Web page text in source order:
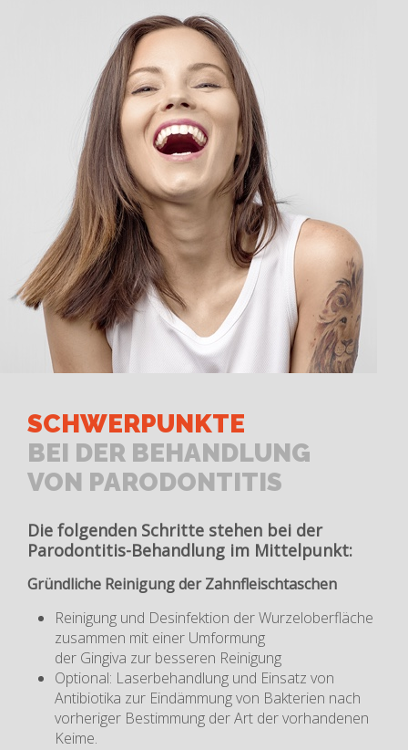
SCHWERPUNKTE
BEI DER BEHANDLUNG
VON PARODONTITIS
Die folgenden Schritte stehen bei der
Parodontitis-Behandlung im Mittelpunkt:
Gründliche Reinigung der Zahnfleischtaschen
Reinigung und Desinfektion der Wurzeloberfläche
zusammen mit einer Umformung
der Gingiva zur besseren Reinigung
Optional: Laserbehandlung und Einsatz von
Antibiotika zur Eindämmung von Bakterien nach
vorheriger Bestimmung der Art der vorhandenen
Keime.